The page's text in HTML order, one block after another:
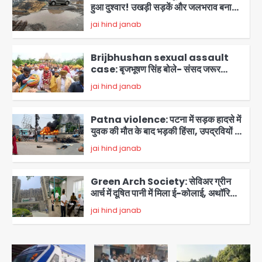
2
हुआ दुश्वार! उखड़ी सड़कें और जलभराव बना
आफत, अंडरपास पर भी खतरा
jai hind janab
3
Brijbhushan sexual assault
case: बृजभूषण सिंह बोले- संसद जरूर
लौटूंगा, हुई चरित्र हत्या की कोशिश, प्रियंका
गांधी को बरगलाया गया, यौन शोषण नहीं ‘गुड-
बैड टच’ का था मामला
jai hind janab
4
Patna violence: पटना में सड़क हादसे में
युवक की मौत के बाद भड़की हिंसा, उपद्रवियों ने
फूंकीं 10 गाड़ियां, ट्रैफिक पोस्ट और स्लीपर
बस भी जलाई, NH-30 जाम
jai hind janab
5
Green Arch Society: सेविअर ग्रीन
आर्च में दूषित पानी में मिला ई-कोलाई, अथॉरिटी
ने शुरू की सैंपलिंग जांच
jai hind janab
Noida waterlogging: नोएडा में
‘हाईटेक सिटी’ के दावों की खुली पोल,